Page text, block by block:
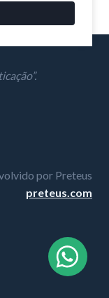
por Preteus
preteus.com